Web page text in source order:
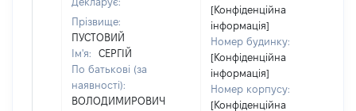
Прізвище:
ПУСТОВИЙ
Ім'я:
СЕРГІЙ
По батькові (за
наявності):
ВОЛОДИМИРОВИЧ
[Конфіденційна
інформація]
Номер будинку:
[Конфіденційна
інформація]
Номер корпусу:
[Конфіденційна